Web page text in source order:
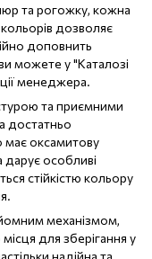
та рогожку, кожна
дозволяє
доповнить
можете у "Каталозі
менеджера.
та приємними
достатньо
має оксамитову
дарує особливі
стійкістю кольору
механізмом,
для зберігання у
надійна та